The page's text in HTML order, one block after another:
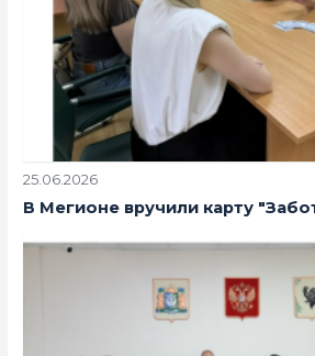
25.06.2026
В Мегионе вручили карту